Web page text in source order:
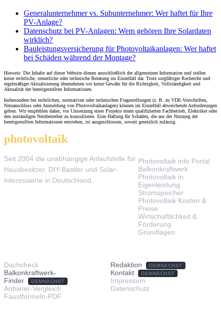
Generalunternehmer vs. Subunternehmer: Wer haftet für Ihre
PV-Anlage?
Datenschutz bei PV-Anlagen: Wem gehören Ihre Solardaten
wirklich?
Bauleistungsversicherung für Photovoltaikanlagen: Wer haftet
bei Schäden während der Montage?
Hinweis: Die Inhalte auf dieser Website dienen ausschließlich der allgemeinen Information und stellen
keine rechtliche, steuerliche oder technische Beratung im Einzelfall dar. Trotz sorgfältiger Recherche und
regelmäßiger Aktualisierung übernehmen wir keine Gewähr für die Richtigkeit, Vollständigkeit und
Aktualität der bereitgestellten Informationen.
Insbesondere bei rechtlichen, normativen oder technischen Fragestellungen (z. B. zu VDE-Vorschriften,
Netzanschluss oder Anmeldung von Photovoltaikanlagen) können im Einzelfall abweichende Anforderungen
gelten. Wir empfehlen daher, vor Umsetzung eines Projekts einen qualifizierten Fachbetrieb, Elektriker oder
den zuständigen Netzbetreiber zu konsultieren. Eine Haftung für Schäden, die aus der Nutzung der
bereitgestellten Informationen entstehen, ist ausgeschlossen, soweit gesetzlich zulässig.
photovoltaik
Seit 2004 die unabhängige Anlaufstelle für
Hausbesitzer, DIY-Bastler und Solar-
Interessierte in Deutschland.
Photovoltaik.info Portal
Balkonkraftwerk
Photovoltaik in
Eigenleistung
Stromspeicher
Photovoltaik Kosten &
Preise
Wirtschaftlichkeit &
Förderung
Grundlagen
Dachcheck
Balkonkraftwerk-
Finder
DEMNÄCHST
Anbieter-Vergleich
Faustformeln-PDF
Redaktion DEMNÄCHST
Kontakt DEMNÄCHST
Impressum
Datenschutz